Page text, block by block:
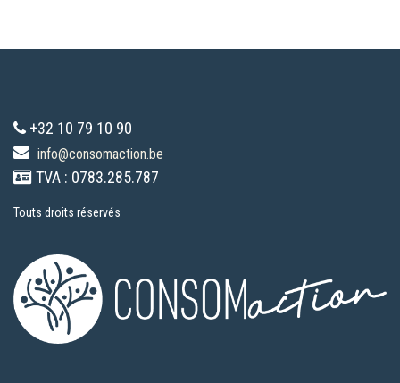
+32 10 79 10 90
info@consomaction.be
TVA : 0783.285.787
Touts droits réservés